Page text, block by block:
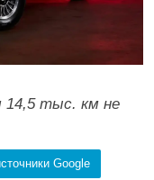
14,5 тыс. км не
Google